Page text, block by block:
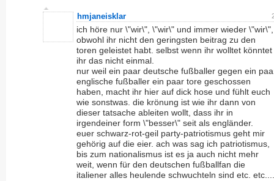
hmjaneisklar
ich höre nur \"wir\", \"wir\" und immer wieder \"wir\",
obwohl ihr nicht den geringsten beitrag zu den
toren geleistet habt. selbst wenn ihr wolltet könntet
ihr das nicht einmal.
nur weil ein paar deutsche fußballer gegen ein
englische fußballer ein paar tore geschossen
haben, macht ihr hier auf dick hose und fühlt euch
wie sonstwas. die krönung ist wie ihr dann von
dieser tatsache ableiten wollt, dass ihr in
irgendeiner form \"besser\" seit als engländer.
euer schwarz-rot-geil party-patriotismus geht mir
gehörig auf die eier. ach was sag ich patriotismus,
bis zum nationalismus ist es ja auch nicht mehr
weit, wenn für den deutschen fußballfan die
italiener alles heulende schwuchteln sind etc. etc....